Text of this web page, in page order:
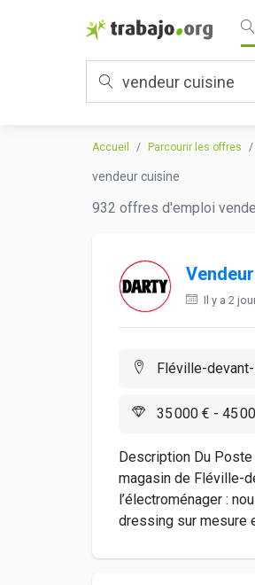
Accueil Parcourir les offres
vendeur cuisine
932 offres d'emploi
Il y a 2
Fléville-devant-
35 000 € - 45
Description Du Poste
magasin de Fléville-
l’électroménager :
dressing sur mesure